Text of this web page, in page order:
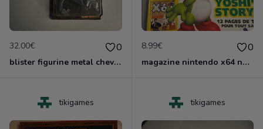
32.00€ 0
blister figurine metal chevalier infernal games worshop
8.99€ 0
magazine nintendo x64 no 4
tikigames tikigames